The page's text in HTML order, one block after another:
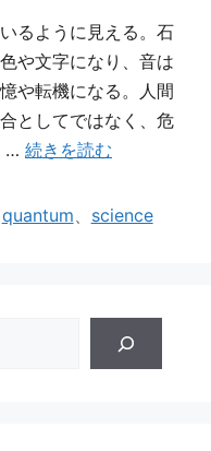
るように見える。石
や文字になり、音は
や転機になる。人間
としてではなく、危
… 続きを読む
quantum、 science